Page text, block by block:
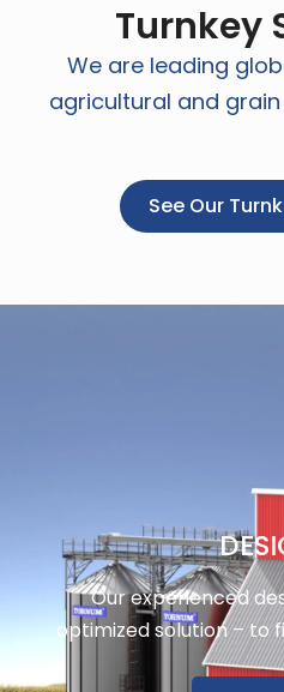
Turnkey
We are leading
agricultural and
See Our
Our experienced
optimized solution – to